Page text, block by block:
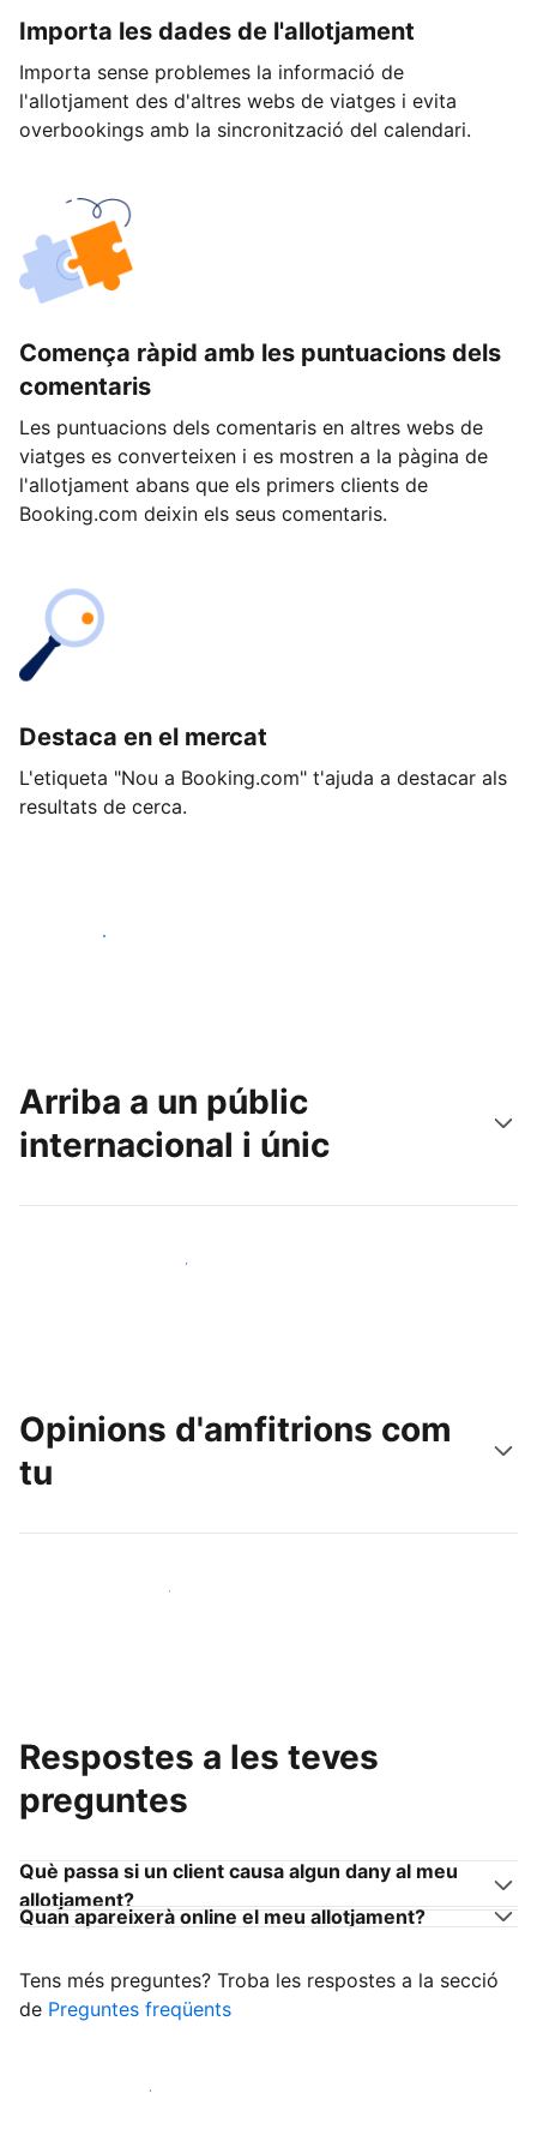
Importa les dades de l'allotjament
Importa sense problemes la informació de
l'allotjament des d'altres webs de viatges i evita
overbookings amb la sincronització del calendari.
Comença ràpid amb les puntuacions dels
comentaris
Les puntuacions dels comentaris en altres webs de
viatges es converteixen i es mostren a la pàgina de
l'allotjament abans que els primers clients de
Booking.com deixin els seus comentaris.
Destaca en el mercat
L'etiqueta "Nou a Booking.com" t'ajuda a destacar als
resultats de cerca.
Comença avui
Arriba a un públic
internacional i únic
Arriba a nous clients avui mateix
Opinions d'amfitrions com
tu
Uneix-te a amfitrions com tu
Respostes a les teves
preguntes
Què passa si un client causa algun dany al meu
allotjament?
Quan apareixerà online el meu allotjament?
Tens més preguntes? Troba les respostes a la secció
de Preguntes freqüents
Comença a rebre clients